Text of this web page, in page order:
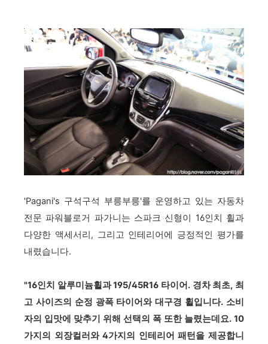
'Pagani's 구석구석 부릉부릉'를 운영하고 있는 자동차
전문 파워블로거 파가니는 스파크 신형이 16인치 휠과
다양한 액세서리, 그리고 인테리어에 긍정적인 평가를
내렸습니다.
"16인치 알루미늄휠과 195/45R16 타이어. 경차 최초, 최
고 사이즈의 순정 광폭 타이어와 대구경 휠입니다. 소비
자의 입맛에 맞추기 위해 선택의 폭 또한 늘렸는데요. 10
가지의 외장컬러와 4가지의 인테리어 패턴을 제공합니